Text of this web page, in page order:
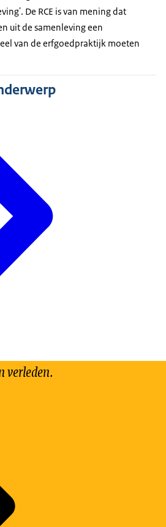
De RCE is van mening dat
uit de samenleving een
van de erfgoedpraktijk moeten
verleden.